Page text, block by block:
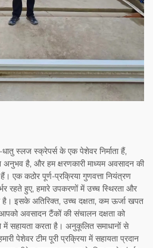
स्लज स्क्रेपर्स के एक पेशेवर निर्माता हैं,
अनुभव है, और हम क्षरणकारी माध्यम अवसादन की
एक कठोर पूर्ण-प्रक्रिया गुणवत्ता नियंत्रण
रहते हुए, हमारे उपकरणों में उच्च स्थिरता और
इसके अतिरिक्त, उच्च दक्षता, कम ऊर्जा खपत
अवसादन टैंकों की संचालन दक्षता को
करता है। अनुकूलित समाधानों से
पेशेवर टीम पूरी प्रक्रिया में सहायता प्रदान